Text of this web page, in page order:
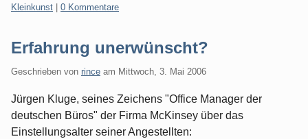
Kategorien:
Kleinkunst 0 Kommentare
Erfahrung unerwünscht?
Geschrieben von rince am Mittwoch, 3. Mai 2006
Jürgen Kluge, seines Zeichens "Office Manager der
deutschen Büros" der Firma McKinsey über das
Einstellungsalter seiner Angestellten: